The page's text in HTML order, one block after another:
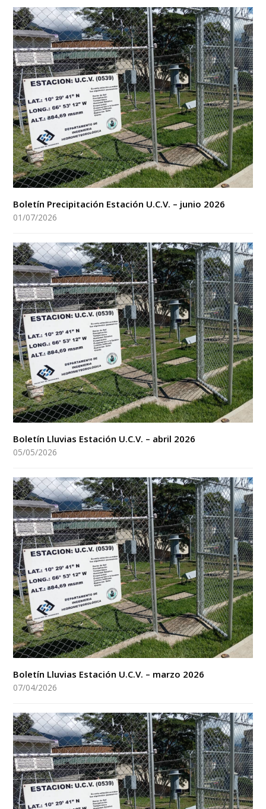
Boletín Precipitación Estación U.C.V. – junio 2026
01/07/2026
Boletín Lluvias Estación U.C.V. – abril 2026
05/05/2026
Boletín Lluvias Estación U.C.V. – marzo 2026
07/04/2026